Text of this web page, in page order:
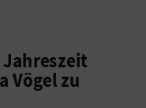
Vögel zu